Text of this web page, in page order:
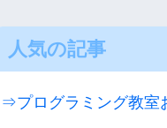
人気の記事
⇒プログラミング教室